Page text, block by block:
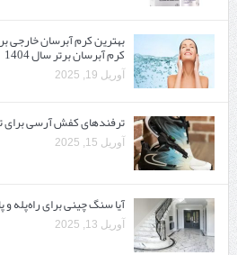
بهترین کرم آبرسان
کرم آبرسان برتر سال 1404
آوریل 19, 2025
ترفندهای کفش آرسی برای
آوریل 15, 2025
آیا سنگ چینی برای راه‌پله
آوریل 13, 2025